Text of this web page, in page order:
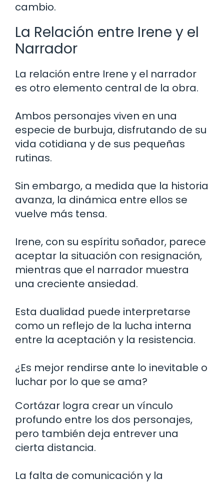
cambio.
La Relación entre Irene y el
Narrador
La relación entre Irene y el narrador
es otro elemento central de la obra.
Ambos personajes viven en una
especie de burbuja, disfrutando de su
vida cotidiana y de sus pequeñas
rutinas.
Sin embargo, a medida que la historia
avanza, la dinámica entre ellos se
vuelve más tensa.
Irene, con su espíritu soñador, parece
aceptar la situación con resignación,
mientras que el narrador muestra
una creciente ansiedad.
Esta dualidad puede interpretarse
como un reflejo de la lucha interna
entre la aceptación y la resistencia.
¿Es mejor rendirse ante lo inevitable o
luchar por lo que se ama?
Cortázar logra crear un vínculo
profundo entre los dos personajes,
pero también deja entrever una
cierta distancia.
La falta de comunicación y la